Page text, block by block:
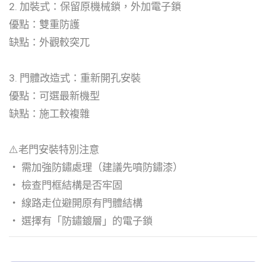
2. 加裝式：保留原機械鎖，外加電子鎖
優點：雙重防護
缺點：外觀較突兀
3. 門體改造式：重新開孔安裝
優點：可選最新機型
缺點：施工較複雜
⚠️老門安裝特別注意
・ 需加強防鏽處理（建議先噴防鏽漆）
・ 檢查門框結構是否牢固
・ 線路走位避開原有門體結構
・ 選擇有「防鏽鍍層」的電子鎖